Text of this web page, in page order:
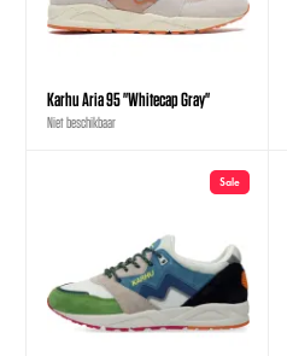
Karhu Aria 95 "Whitecap Gray"
Niet beschikbaar
Sale